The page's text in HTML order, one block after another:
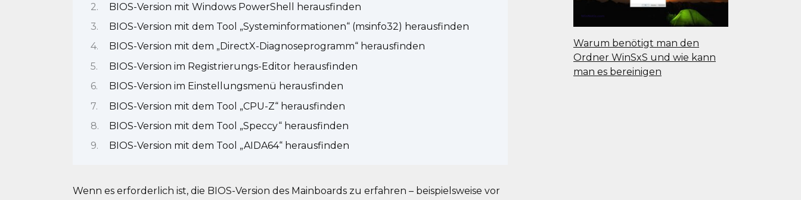
BIOS-Version mit Windows PowerShell herausfinden
BIOS-Version mit dem Tool „Systeminformationen“ (msinfo32) herausfinden
BIOS-Version mit dem „DirectX-Diagnoseprogramm“ herausfinden
BIOS-Version im Registrierungs-Editor herausfinden
BIOS-Version im Einstellungsmenü herausfinden
BIOS-Version mit dem Tool „CPU-Z“ herausfinden
BIOS-Version mit dem Tool „Speccy“ herausfinden
BIOS-Version mit dem Tool „AIDA64“ herausfinden
Wenn es erforderlich ist, die BIOS-Version des Mainboards zu erfahren – beispielsweise vor
Warum benötigt man den
Ordner WinSxS und wie kann
man es bereinigen